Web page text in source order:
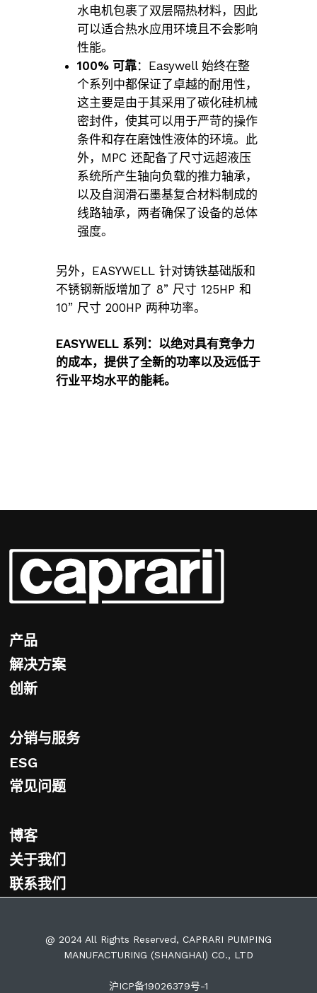
水电机包裹了双层隔热材料，因此
可以适合热水应用环境且不会影响
性能。
100% 可靠：Easywell 始终在整
个系列中都保证了卓越的耐用性，
这主要是由于其采用了碳化硅机械
密封件，使其可以用于严苛的操作
条件和存在磨蚀性液体的环境。此
外，MPC 还配备了尺寸远超液压
系统所产生轴向负载的推力轴承，
以及自润滑石墨基复合材料制成的
线路轴承，两者确保了设备的总体
强度。
另外，EASYWELL 针对铸铁基础版和
不锈钢新版增加了 8” 尺寸 125HP 和
10” 尺寸 200HP 两种功率。
EASYWELL 系列：以绝对具有竞争力
的成本，提供了全新的功率以及远低于
行业平均水平的能耗。
产品
解决方案
创新
分销与服务
ESG
常见问题
博客
关于我们
联系我们
@ 2024 All Rights Reserved, CAPRARI PUMPING
MANUFACTURING (SHANGHAI) CO., LTD
沪ICP备19026379号-1